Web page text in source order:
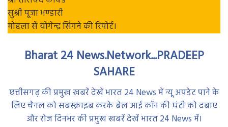
सुश्री पूजा भण्डारी
मोहला से योगेन्द्र सिंगने की रिपोर्ट।
Bharat 24 News.Network...PRADEEP
SAHARE
छत्तीसगढ़ की प्रमुख खबरें देखें भारत 24 News में न्यू अपडेट पाने के
लिए चैनल को सबस्क्राइब करके बेल आई कॉन की घंटी को दबाए
और रोज दिनभर की प्रमुख खबरें देखें भारत 24 News में।